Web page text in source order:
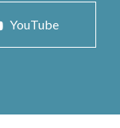
YouTube